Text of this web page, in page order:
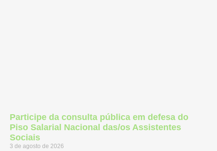
Participe da consulta pública em defesa do
Piso Salarial Nacional das/os Assistentes
Sociais
3 de agosto de 2026